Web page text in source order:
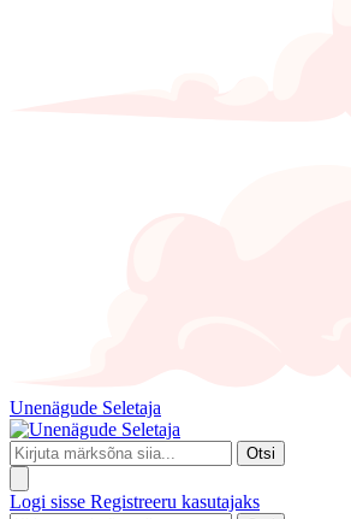
Unenägude Seletaja
Otsi
Logi sisse Registreeru kasutajaks